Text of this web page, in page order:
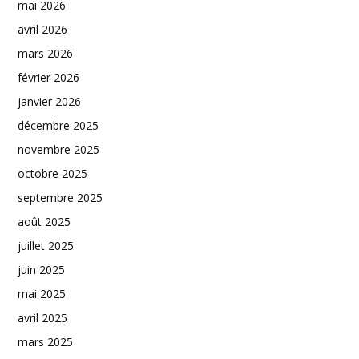
mai 2026
avril 2026
mars 2026
février 2026
janvier 2026
décembre 2025
novembre 2025
octobre 2025
septembre 2025
août 2025
juillet 2025
juin 2025
mai 2025
avril 2025
mars 2025